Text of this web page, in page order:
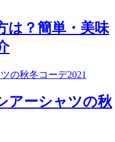
は？簡単・美味
アーシャツの秋